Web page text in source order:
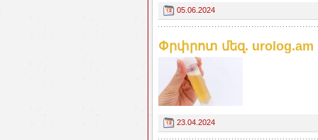
05.06.2024
Փրփրոտ մեզ. urolog.am
23.04.2024